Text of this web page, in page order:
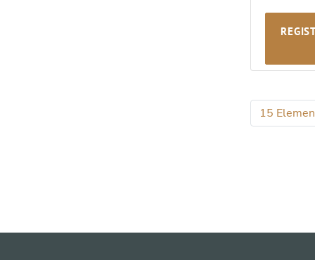
15 Per